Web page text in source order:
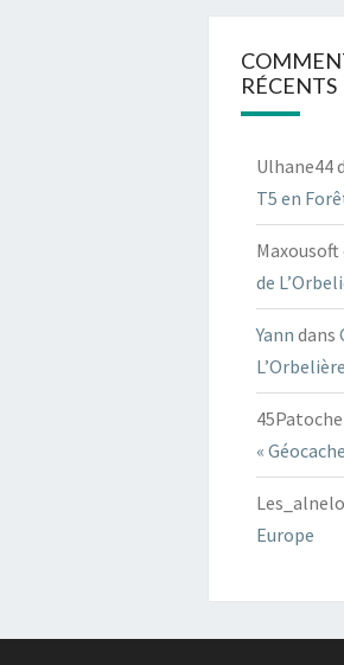
RÉCENTS
Ulhane44
T5 en
Maxousoft
de
Yann dans
45Patoche
«
Europe